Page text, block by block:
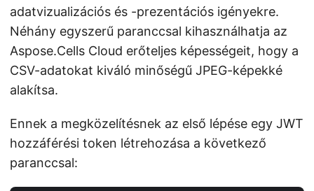
adatvizualizációs és -prezentációs igényekre.
Néhány egyszerű paranccsal kihasználhatja az
Aspose.Cells Cloud erőteljes képességeit, hogy a
CSV-adatokat kiváló minőségű JPEG-képekké
alakítsa.
Ennek a megközelítésnek az első lépése egy JWT
hozzáférési token létrehozása a következő
paranccsal: